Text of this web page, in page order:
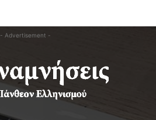
- Advertisement -